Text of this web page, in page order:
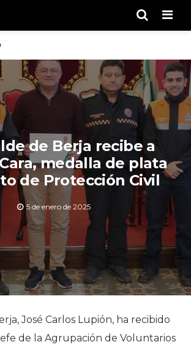
de Berja recibe a
medalla de plata
de Protección Civil
5 de enero de 2025
José Carlos Lupión, ha recibido
de la Agrupación de Voluntarios